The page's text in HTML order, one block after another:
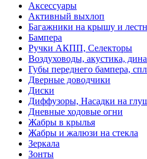
Аксессуары
Активный выхлоп
Багажники на крышу и
Бампера
Ручки АКПП, Селекторы
Воздуховоды, акустика,
Губы переднего бампера,
Дверные доводчики
Диски
Диффузоры, Насадки на
Дневные ходовые огни
Жабры в крылья
Жабры и жалюзи на стекла
Зеркала
Зонты